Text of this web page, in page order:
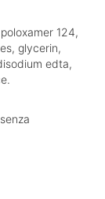
124,
glycerin,
edta,